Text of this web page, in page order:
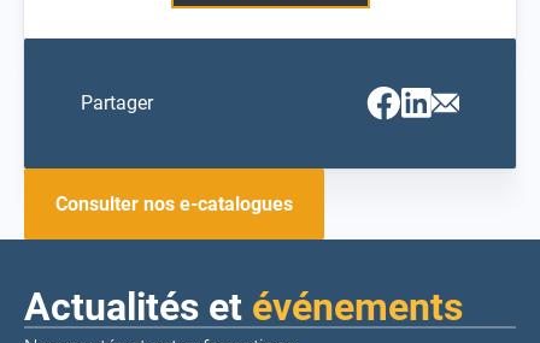
Partager
Facebook
(ouvrir
nouvel
Linkedin
(ouvrir
nouvel
Email
(ouvrir
nouvel
Consulter nos e-catalogues
Actualités et événements